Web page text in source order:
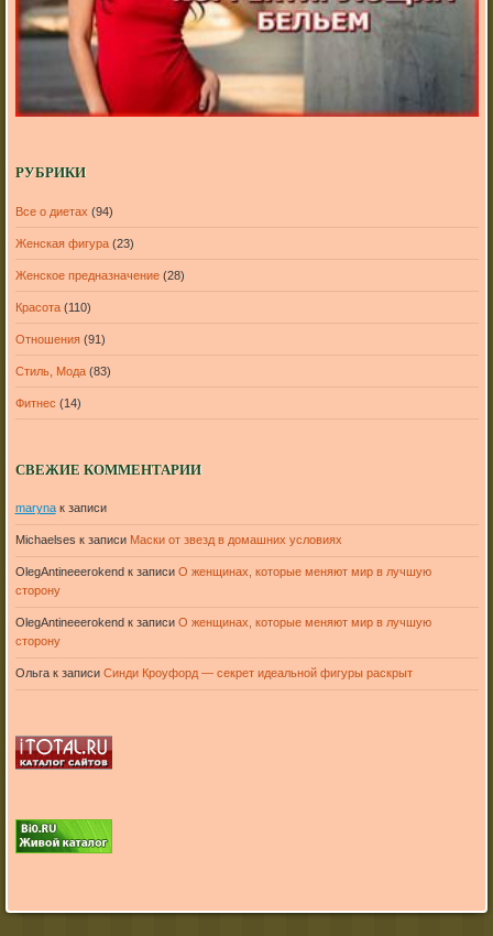
РУБРИКИ
Все о диетах (94)
Женская фигура(23)
Женское предназначение(28)
Красота(110)
Отношения(91)
Стиль, Мода(83)
Фитнес (14)
СВЕЖИЕ КОММЕНТАРИИ
marynaк записи
Michaelses к записи Маски от звезд в домашних условиях
OlegAntineeerokend к записи О женщинах, которые меняют мир в лучшую
сторону
OlegAntineeerokend к записи О женщинах, которые меняют мир в лучшую
сторону
Ольгак записи Синди Кроуфорд — секрет идеальной фигуры раскрыт